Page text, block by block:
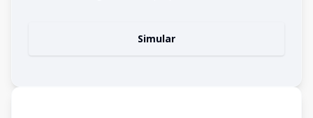
Simular